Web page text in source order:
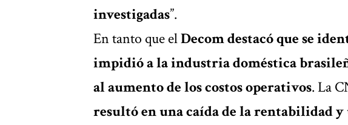
investigadas”.
En tanto que elDecom destacó que se
impidió a la industria doméstica
al aumento de los costos operativos. La
resultó en una caída de la rentabilidad